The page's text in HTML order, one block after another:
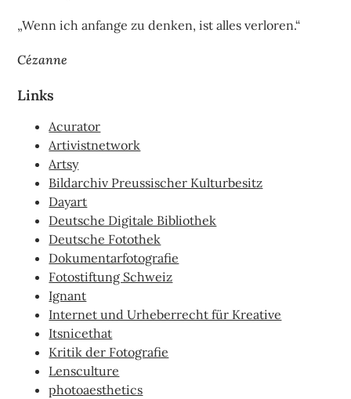
„Wenn ich anfange zu denken, ist alles verloren.“
Cézanne
Links
Acurator
Artivistnetwork
Artsy
Bildarchiv Preussischer Kulturbesitz
Dayart
Deutsche Digitale Bibliothek
Deutsche Fotothek
Dokumentarfotografie
Fotostiftung Schweiz
Ignant
Internet und Urheberrecht für Kreative
Itsnicethat
Kritik der Fotografie
Lensculture
photoaesthetics